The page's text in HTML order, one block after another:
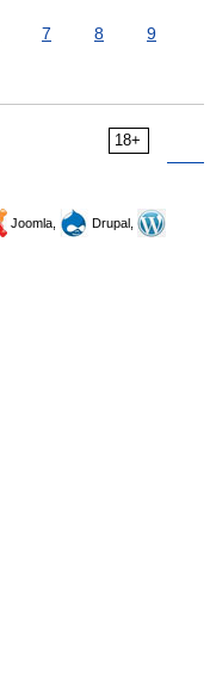
7 8
9
18+
Joomla,
Drupal,